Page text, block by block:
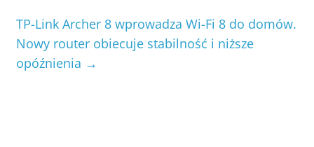
TP-Link Archer 8 wprowadza Wi-Fi 8 do domów.
Nowy router obiecuje stabilność i niższe
opóźnienia →